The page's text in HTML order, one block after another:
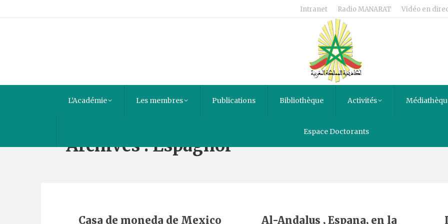
Intranet Radio MANARAT Vidéo en
L’Académie Les membres Publications Bibliothèque Activités
Espace Doctorants
Archives :Espagnol
Casa de moneda de Mexico
Al-Andalus , Espana, en la